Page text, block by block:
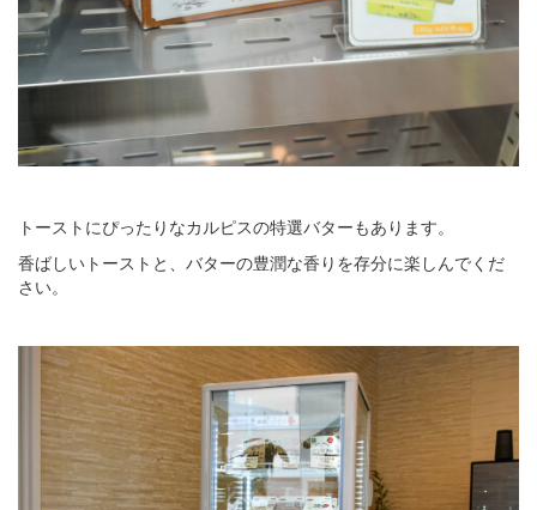
トーストにぴったりなカルピスの特選バターもあります。
香ばしいトーストと、バターの豊潤な香りを存分に楽しんでくだ
さい。